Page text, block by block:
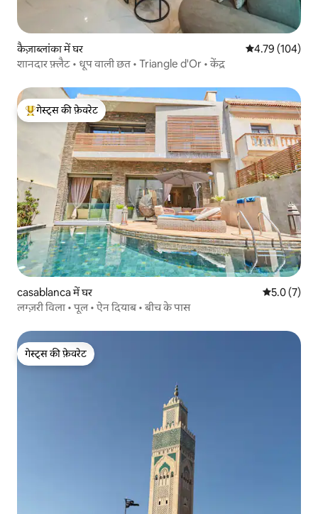
कैज़ाब्लांका में घर औसत रेटिंग 5 में से
4.79 (104)
शानदार फ़्लैट • धूप वाली छत • Triangle d'Or • केंद्र
गेस्ट्स का टॉप फ़ेवरेट
गेस्ट्स की फ़ेवरेट
casablanca में घर औसत रेटिंग 5
5.0 (7)
लग्ज़री विला • पूल • ऐन दियाब • बीच के पास
गेस्ट्स की फ़ेवरेट
गेस्ट्स की फ़ेवरेट